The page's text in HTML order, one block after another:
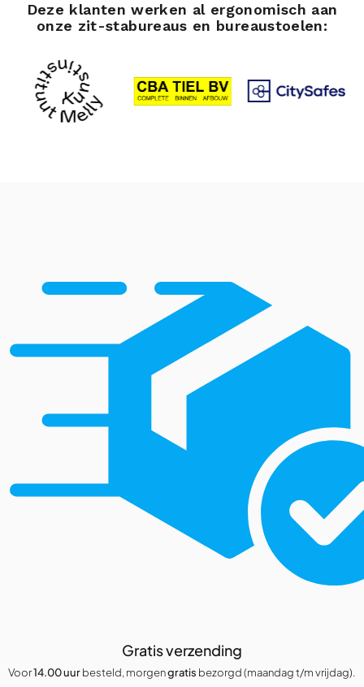
Deze klanten werken al ergonomisch aan
onze zit-stabureaus en bureaustoelen:
Gratis verzending
Voor14.00 uurbesteld, morgengratis bezorgd (maandag t/m vrijdag).